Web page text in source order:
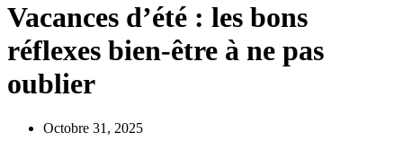
Vacances d’été : les bons
réflexes bien-être à ne pas
oublier
Octobre 31, 2025